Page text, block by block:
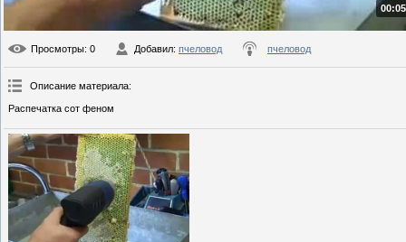
Просмотры: 0 Добавил: пчеловод пчеловод
Описание материала:
Распечатка сот феном